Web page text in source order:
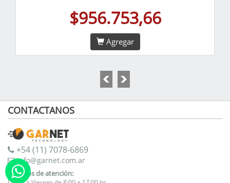
$956.753,66
Agregar
CONTACTANOS
+54 (11) 7078-6869
info@garnet.com.ar
Horarios de atención: